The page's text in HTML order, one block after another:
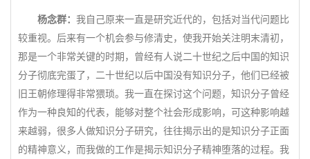
杨念群： 我自己原来一直是研究近代的，包括对当代问题比
较重视。后来有一个机会参与修清史，使我开始关注明末清初，
那是一个非常关键的时期，曾经有人说二十世纪之后中国的知识
分子彻底完蛋了，二十世纪以后中国没有知识分子，他们已经被
旧王朝修理得非常猥琐。我一直在探讨这个问题，知识分子曾经
作为一种良知的代表，能够对整个社会形成影响，可这种影响越
来越弱，很多人做知识分子研究，往往揭示出的是知识分子正面
的精神意义，而我做的工作是揭示知识分子精神堕落的过程。我